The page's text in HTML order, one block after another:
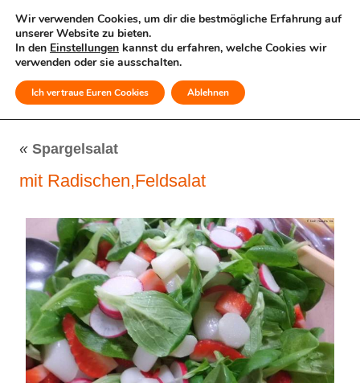
MENÜ
« Spargelsalat
mit Radischen,Feldsalat
Wir verwenden Cookies, um dir die bestmögliche Erfahrung auf
unserer Website zu bieten.
In den Einstellungen kannst du erfahren, welche Cookies wir
verwenden oder sie ausschalten.
Ich vertraue Euren Cookies Ablehnen